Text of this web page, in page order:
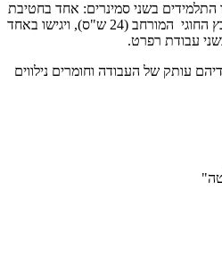
התלמידים בשני סמינרים: אחד בחטיבת
שיעורי הליבה ואחד בהקבץ החוגי המורחב (24 ש"ס), ויגישו באחד
עבודת רפרט.
עותק של העבודה וחומרים נילווים